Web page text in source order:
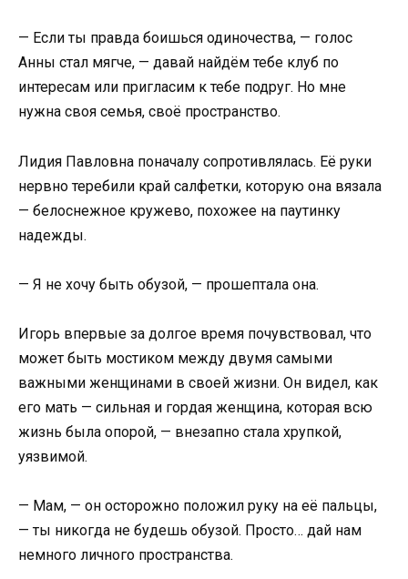
— Если ты правда боишься одиночества, — голос
Анны стал мягче, — давай найдём тебе клуб по
интересам или пригласим к тебе подруг. Но мне
нужна своя семья, своё пространство.
Лидия Павловна поначалу сопротивлялась. Её руки
нервно теребили край салфетки, которую она вязала
— белоснежное кружево, похожее на паутинку
надежды.
— Я не хочу быть обузой, — прошептала она.
Игорь впервые за долгое время почувствовал, что
может быть мостиком между двумя самыми
важными женщинами в своей жизни. Он видел, как
его мать — сильная и гордая женщина, которая всю
жизнь была опорой, — внезапно стала хрупкой,
уязвимой.
— Мам, — он осторожно положил руку на её пальцы,
— ты никогда не будешь обузой. Просто… дай нам
немного личного пространства.